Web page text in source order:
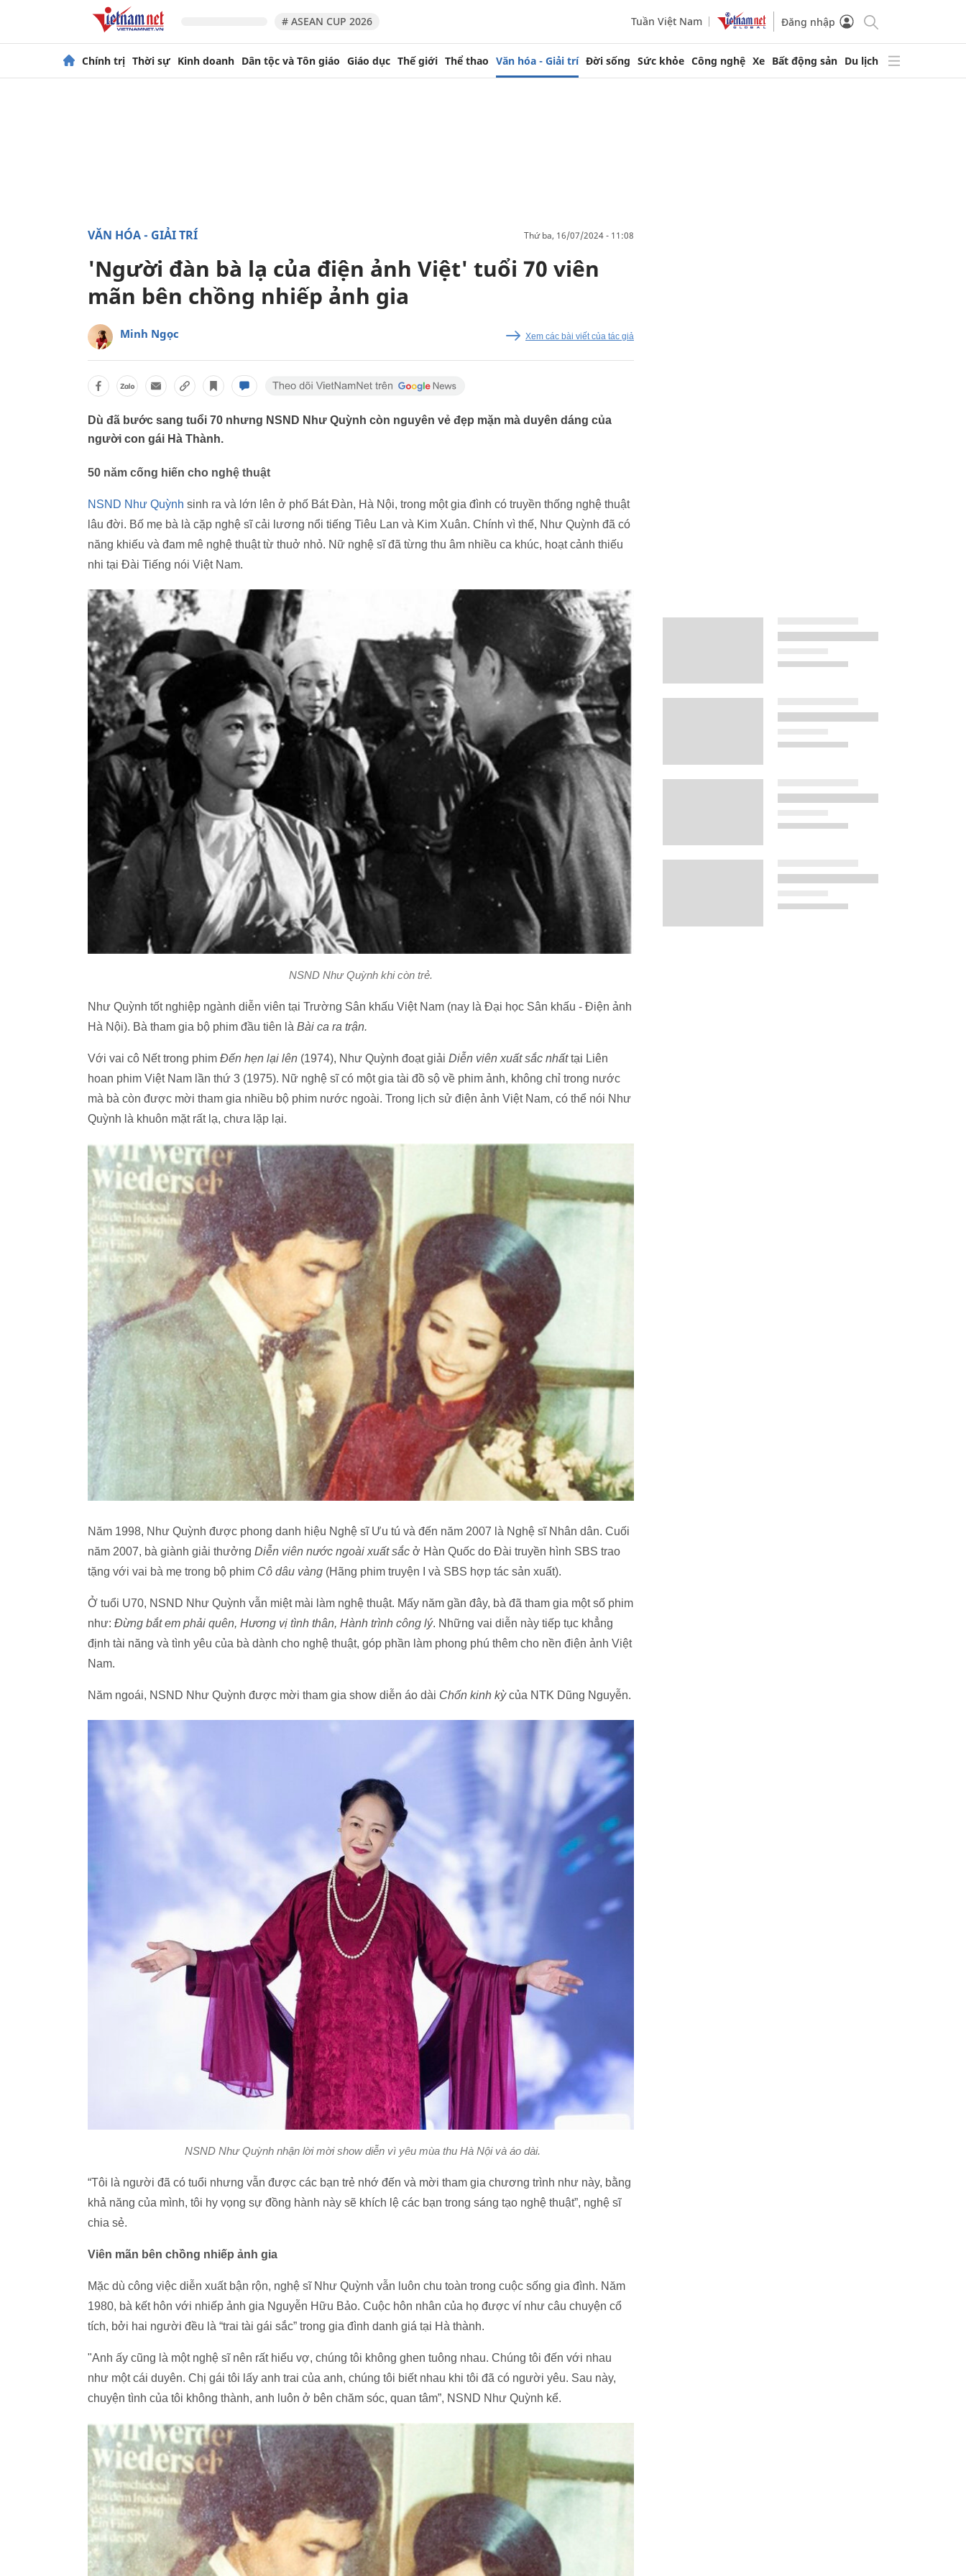
# ASEAN CUP 2026 Tuần Việt Nam Đăng nhập
Chính trị Thời sự Kinh doanh Dân tộc và Tôn giáo Giáo dục Thế giới Thể thao Văn hóa - Giải trí Đời sống Sức khỏe Công nghệ Xe Bất động sản Du lịch
VĂN HÓA - GIẢI TRÍ thứ ba, 16/07/2024 - 11:08
'Người đàn bà lạ của điện ảnh Việt' tuổi 70 viên
mãn bên chồng nhiếp ảnh gia
Minh Ngọc Xem các bài viết của tác giả
Dù đã bước sang tuổi 70 nhưng NSND Như Quỳnh còn nguyên vẻ đẹp mặn mà duyên dáng của
người con gái Hà Thành.
50 năm cống hiến cho nghệ thuật
NSND Như Quỳnh sinh ra và lớn lên ở phố Bát Đàn, Hà Nội, trong một gia đình có truyền thống nghệ thuật
lâu đời. Bố mẹ bà là cặp nghệ sĩ cải lương nổi tiếng Tiêu Lan và Kim Xuân. Chính vì thế, Như Quỳnh đã có
năng khiếu và đam mê nghệ thuật từ thuở nhỏ. Nữ nghệ sĩ đã từng thu âm nhiều ca khúc, hoạt cảnh thiếu
nhi tại Đài Tiếng nói Việt Nam.
NSND Như Quỳnh khi còn trẻ.
Như Quỳnh tốt nghiệp ngành diễn viên tại Trường Sân khấu Việt Nam (nay là Đại học Sân khấu - Điện ảnh
Hà Nội). Bà tham gia bộ phim đầu tiên là Bài ca ra trận.
Với vai cô Nết trong phim Đến hẹn lại lên (1974), Như Quỳnh đoạt giải Diễn viên xuất sắc nhấttại Liên
hoan phim Việt Nam lần thứ 3 (1975). Nữ nghệ sĩ có một gia tài đồ sộ về phim ảnh, không chỉ trong nước
mà bà còn được mời tham gia nhiều bộ phim nước ngoài. Trong lịch sử điện ảnh Việt Nam, có thể nói Như
Quỳnh là khuôn mặt rất lạ, chưa lặp lại.
Năm 1998, Như Quỳnh được phong danh hiệu Nghệ sĩ Ưu tú và đến năm 2007 là Nghệ sĩ Nhân dân. Cuối
năm 2007, bà giành giải thưởng Diễn viên nước ngoài xuất sắc ở Hàn Quốc do Đài truyền hình SBS trao
tặng với vai bà mẹ trong bộ phim Cô dâu vàng (Hãng phim truyện I và SBS hợp tác sản xuất).
Ở tuổi U70, NSND Như Quỳnh vẫn miệt mài làm nghệ thuật. Mấy năm gần đây, bà đã tham gia một số phim
như: Đừng bắt em phải quên, Hương vị tình thân, Hành trình công lý. Những vai diễn này tiếp tục khẳng
định tài năng và tình yêu của bà dành cho nghệ thuật, góp phần làm phong phú thêm cho nền điện ảnh Việt
Nam.
Năm ngoái, NSND Như Quỳnh được mời tham gia show diễn áo dài Chốn kinh kỳcủa NTK Dũng Nguyễn.
NSND Như Quỳnh nhận lời mời show diễn vì yêu mùa thu Hà Nội và áo dài.
“Tôi là người đã có tuổi nhưng vẫn được các bạn trẻ nhớ đến và mời tham gia chương trình như này, bằng
khả năng của mình, tôi hy vọng sự đồng hành này sẽ khích lệ các bạn trong sáng tạo nghệ thuật”, nghệ sĩ
chia sẻ.
Viên mãn bên chồng nhiếp ảnh gia
Mặc dù công việc diễn xuất bận rộn, nghệ sĩ Như Quỳnh vẫn luôn chu toàn trong cuộc sống gia đình. Năm
1980, bà kết hôn với nhiếp ảnh gia Nguyễn Hữu Bảo. Cuộc hôn nhân của họ được ví như câu chuyện cổ
tích, bởi hai người đều là “trai tài gái sắc” trong gia đình danh giá tại Hà thành.
"Anh ấy cũng là một nghệ sĩ nên rất hiểu vợ, chúng tôi không ghen tuông nhau. Chúng tôi đến với nhau
như một cái duyên. Chị gái tôi lấy anh trai của anh, chúng tôi biết nhau khi tôi đã có người yêu. Sau này,
chuyện tình của tôi không thành, anh luôn ở bên chăm sóc, quan tâm”, NSND Như Quỳnh kể.